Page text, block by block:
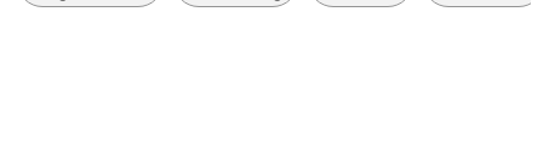
Emma Scott
Liebesromane
von
Jahrhundert